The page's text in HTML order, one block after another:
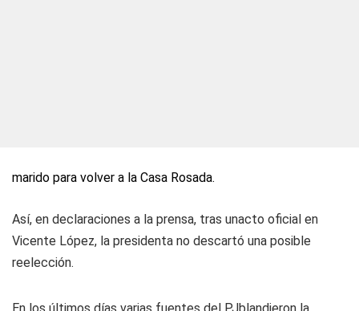
marido para volver a la Casa Rosada.
Así, en declaraciones a la prensa, tras unacto oficial en
Vicente López, la presidenta no descartó una posible
reelección.